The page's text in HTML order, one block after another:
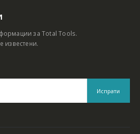
за Total Tools.
известени.